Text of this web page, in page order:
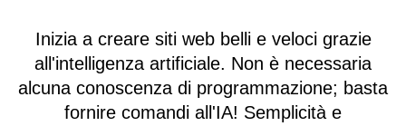
Inizia a creare siti web belli e veloci grazie
all'intelligenza artificiale. Non è necessaria
alcuna conoscenza di programmazione; basta
fornire comandi all'IA! Semplicità e